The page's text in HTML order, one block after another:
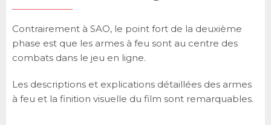
Contrairement à SAO, le point fort de la deuxième
phase est que les armes à feu sont au centre des
combats dans le jeu en ligne.
Les descriptions et explications détaillées des armes
à feu et la finition visuelle du film sont remarquables.